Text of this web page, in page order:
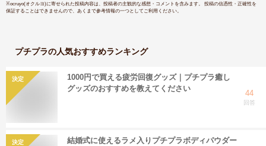
※ocruyo(オクルヨ)に寄せられた投稿内容は、投稿者の主観的な感想・コメントを含みます。 投稿の信憑性・正確性を
保証することはできませんので、あくまで参考情報の一つとしてご利用ください。
プチプラの人気おすすめランキング
決定
1000円で買える疲労回復グッズ｜プチプラ癒し
グッズのおすすめを教えてください
44
回答
決定
結婚式に使えるラメ入りプチプラボディパウダー